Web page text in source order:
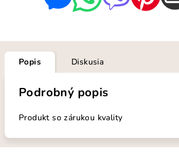
Popis Diskusia
Podrobný popis
Produkt so zárukou kvality